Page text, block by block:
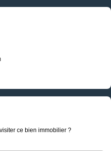
ce bien immobilier ?